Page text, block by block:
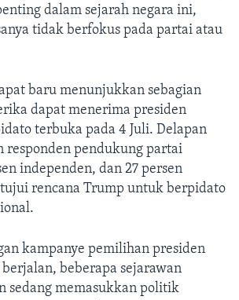
dalam sejarah negara ini,
tidak berfokus pada partai atau
baru menunjukkan sebagian
dapat menerima presiden
terbuka pada 4 Juli. Delapan
responden pendukung partai
independen, dan 27 persen
rencana Trump untuk berpidato
kampanye pemilihan presiden
beberapa sejarawan
sedang memasukkan politik